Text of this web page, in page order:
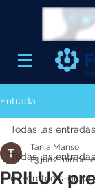
Entrada
Todas las entradas
elektrotools-grupo
Todas las entradas
PRILUX
Tania Manso
23 jun2 min de